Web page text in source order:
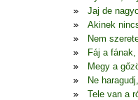
Jaj de
Akinek
Nem
Fáj a
Megy a
Ne
Tele van a